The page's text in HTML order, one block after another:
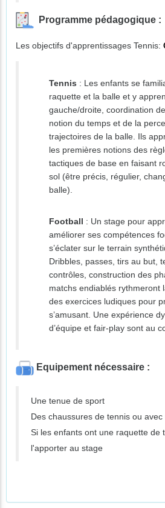
Programme pédagogique :
Les objectifs d'apprentissages Tennis:
Tennis : Les enfants se
raquette et la balle et y
gauche/droite, coordination
notion du temps et de la
trajectoires de la balle. Ils
les premières notions des
tactiques de base en faisant
sol (être précis, régulier,
balle).
Football : Un stage pour
améliorer ses compétences
s’éclater sur le terrain
Dribbles, passes, tirs au but,
contrôles, construction des
matchs endiablés rythmeront
des exercices ludiques pour
s’amusant. Une expérience
d’équipe et fair-play sont au
Equipement nécessaire :
Une tenue de sport
Des chaussures de tennis ou
Si les enfants ont une raquette de
l'apporter au stage